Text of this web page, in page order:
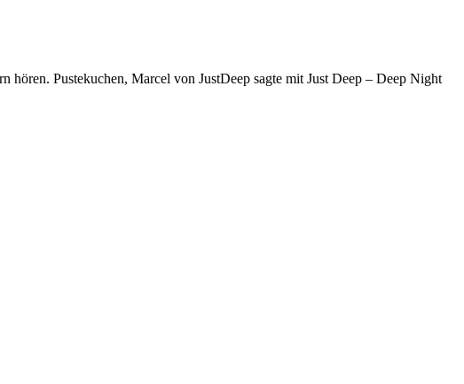
Pustekuchen, Marcel von JustDeep sagte mit Just Deep – Deep Night